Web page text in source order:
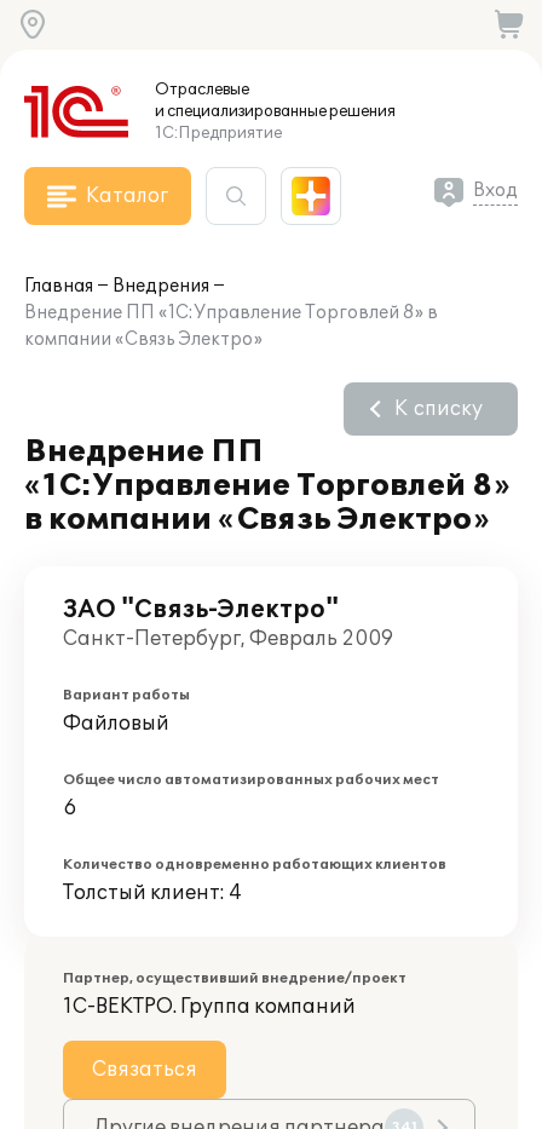
Отраслевые
и специализированныерешения
1С:Предприятие
Каталог Вход
Главная
Внедрения
Внедрение ПП «1С:Управление Торговлей 8» в
компании «Связь Электро»
Внедрение ПП
«1С:Управление Торговлей 8»
в компании «Связь Электро»
К списку
ЗАО "Связь-Электро"
Санкт-Петербург, Февраль 2009
Вариант работы
Файловый
Общее число автоматизированных рабочих мест
6
Количество одновременно работающих клиентов
Толстый клиент: 4
Партнер, осуществивший внедрение/проект
1С-ВЕКТРО. Группа компаний
Связаться